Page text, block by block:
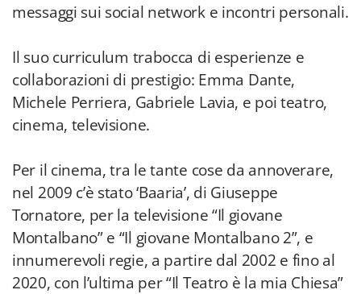
messaggi sui social network e incontri personali.
Il suo curriculum trabocca di esperienze e
collaborazioni di prestigio: Emma Dante,
Michele Perriera, Gabriele Lavia, e poi teatro,
cinema, televisione.
Per il cinema, tra le tante cose da annoverare,
nel 2009 c’è stato ‘Baaria’, di Giuseppe
Tornatore, per la televisione “Il giovane
Montalbano” e “Il giovane Montalbano 2”, e
innumerevoli regie, a partire dal 2002 e fino al
2020, con l’ultima per “Il Teatro è la mia Chiesa”